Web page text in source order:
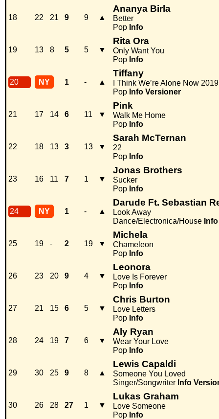
18 22 21 9 9 ▲
Ananya Birla
Better
Pop Info
19 13 8 5 5 ▼
Rita Ora
Only Want You
Pop Info
20 NY 1 - ▲
Tiffany
I Think We’re Alone Now 2019
Pop Info Versioner
21 17 14 6 11 ▼
Pink
Walk Me Home
Pop Info
22 18 13 3 13 ▼
Sarah McTernan
22
Pop Info
23 16 11 7 1 ▼
Jonas Brothers
Sucker
Pop Info
24 NY 1 - ▲
Darude Ft. Sebastian
Look Away
Dance/Electronica/House Info
25 19 - 2 19 ▼
Michela
Chameleon
Pop Info
26 23 20 9 4 ▼
Leonora
Love Is Forever
Pop Info
27 21 15 6 5 ▼
Chris Burton
Love Letters
Pop Info
28 24 19 7 6 ▼
Aly Ryan
Wear Your Love
Pop Info
29 30 25 9 8 ▲
Lewis Capaldi
Someone You Loved
Singer/Songwriter Info
30 26 28 27 1 ▼
Lukas Graham
Love Someone
Pop Info